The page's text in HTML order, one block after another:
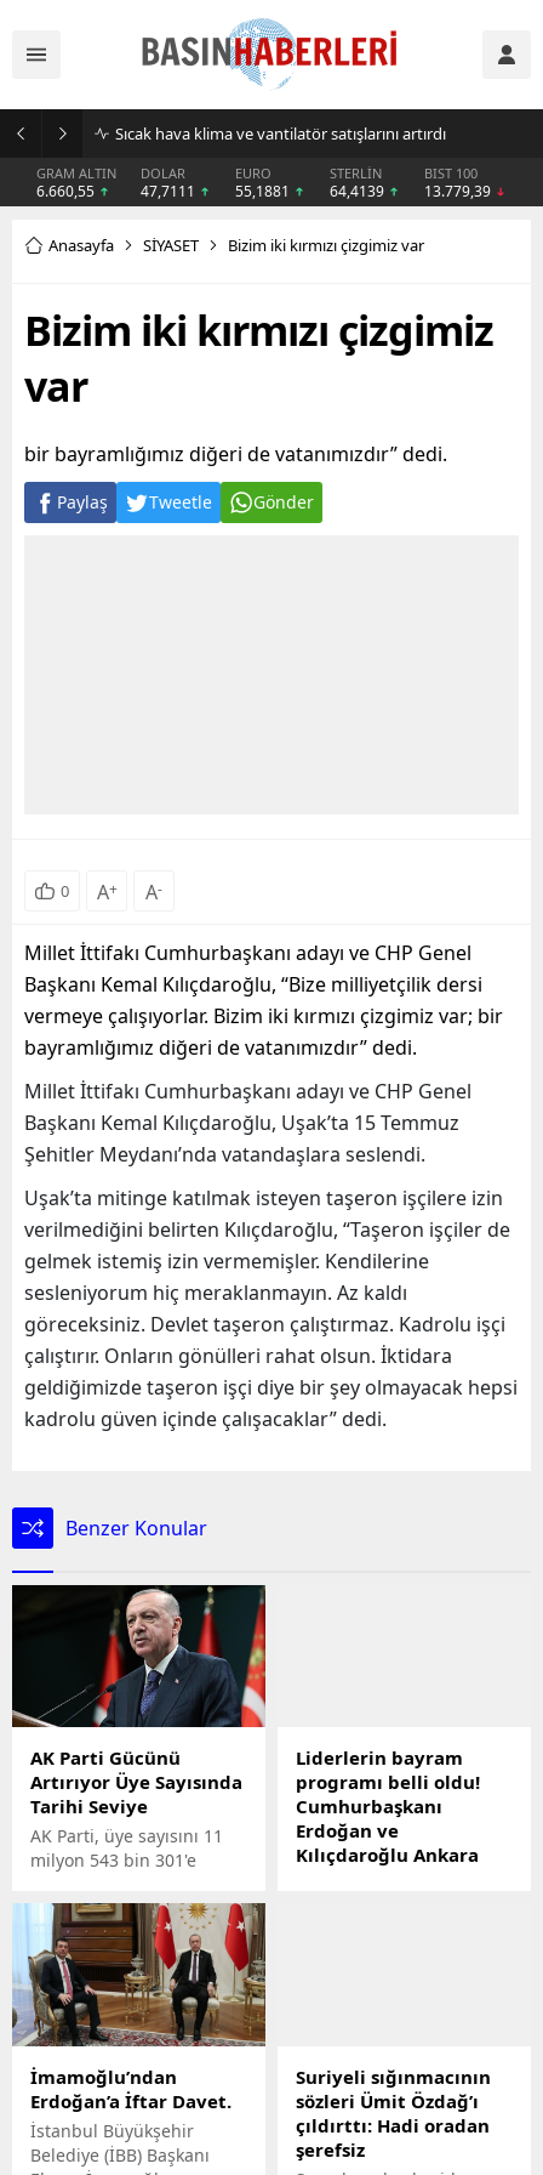
Sıcak hava klima ve vantilatör satışlarını artırdı
GRAM ALTIN
6.660,55
DOLAR
47,7111
EURO
55,1881
STERLİN
64,4139
BIST 100
13.779,39
Anasayfa SİYASET Bizim iki kırmızı çizgimiz var
Bizim iki kırmızı çizgimiz
var
bir bayramlığımız diğeri de vatanımızdır” dedi.
Paylaş Tweetle Gönder
0 A+ A-
Millet İttifakı Cumhurbaşkanı adayı ve CHP Genel
Başkanı Kemal Kılıçdaroğlu, “Bize milliyetçilik dersi
vermeye çalışıyorlar. Bizim iki kırmızı çizgimiz var; bir
bayramlığımız diğeri de vatanımızdır” dedi.
Millet İttifakı Cumhurbaşkanı adayı ve CHP Genel
Başkanı Kemal Kılıçdaroğlu, Uşak’ta 15 Temmuz
Şehitler Meydanı’nda vatandaşlara seslendi.
Uşak’ta mitinge katılmak isteyen taşeron işçilere izin
verilmediğini belirten Kılıçdaroğlu, “Taşeron işçiler de
gelmek istemiş izin vermemişler. Kendilerine
sesleniyorum hiç meraklanmayın. Az kaldı
göreceksiniz. Devlet taşeron çalıştırmaz. Kadrolu işçi
çalıştırır. Onların gönülleri rahat olsun. İktidara
geldiğimizde taşeron işçi diye bir şey olmayacak hepsi
kadrolu güven içinde çalışacaklar” dedi.
Benzer Konular
AK Parti Gücünü
Artırıyor Üye Sayısında
Tarihi Seviye
AK Parti, üye sayısını 11
milyon 543 bin 301'e
Erdoğan Üye sayımızı son
dönemde 664 bin 568
artırdık. İnşallah partimizi
ve ittifakımızı daha da
büyütmeye ve
güçlendirmeye devam
edeceğiz. dedi.
Liderlerin bayram
programı belli oldu!
Cumhurbaşkanı
Erdoğan ve
Kılıçdaroğlu Ankara
dışında ailesiyle olacak.
MHP lideri Bahçeli ve İYİ
Parti Genel Başkanı Meral
Akşener ise bayramda
İmamoğlu’ndan
Erdoğan’a İftar Davet.
İstanbul Büyükşehir
Belediye (İBB) Başkanı
Suriyeli sığınmacının
sözleri Ümit Özdağ’ı
çıldırttı: Hadi oradan
şerefsiz